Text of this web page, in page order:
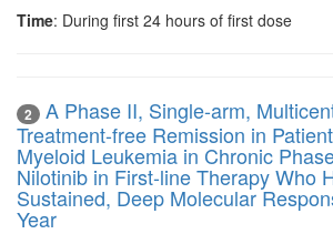
Time: During first 24 hours of first dose
2
A Phase II, Single-arm,
Treatment-free Remission in
Myeloid Leukemia in Chronic
Nilotinib in First-line Therapy Who
Sustained, Deep Molecular
Year